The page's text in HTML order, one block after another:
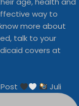
Juli